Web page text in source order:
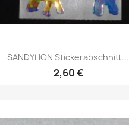
SANDYLION Stickerabschnitt...
2,60 €